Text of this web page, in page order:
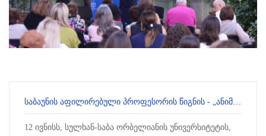
ᲡᲐᲑᲐᲣᲜᲘᲡ ᲐᲤᲘᲚᲘᲠᲔᲑᲣᲚᲘ ᲞᲠᲝᲤᲔᲡᲝᲠᲘᲡ ᲬᲘᲒᲜᲘᲡ - „ᲐᲜᲘᲛᲐᲪᲘᲐ ᲢᲣᲠᲘᲖᲛᲨᲘ“ ᲞᲠᲔᲖᲔᲜᲢᲐᲪᲘᲐ ᲒᲐᲘᲛᲐᲠᲗᲐ
12 ივნისს, სულხან-საბა ორბელიანის უნივერსიტეტის,